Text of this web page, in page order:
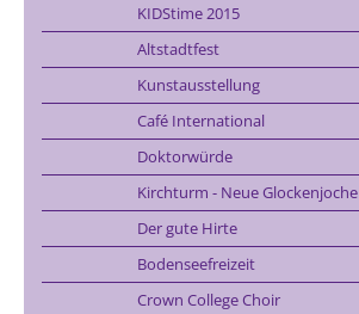
KIDStime 2015
Altstadtfest
Kunstausstellung
Café International
Doktorwürde
Kirchturm - Neue Glockenjoche
Der gute Hirte
Bodenseefreizeit
Crown College Choir